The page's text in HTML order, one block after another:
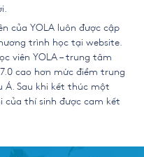
của YOLA luôn được cập
trình học tại website.
viên YOLA – trung tâm
7.0 cao hơn mức điểm trung
Á. Sau khi kết thúc một
của thí sinh được cam kết